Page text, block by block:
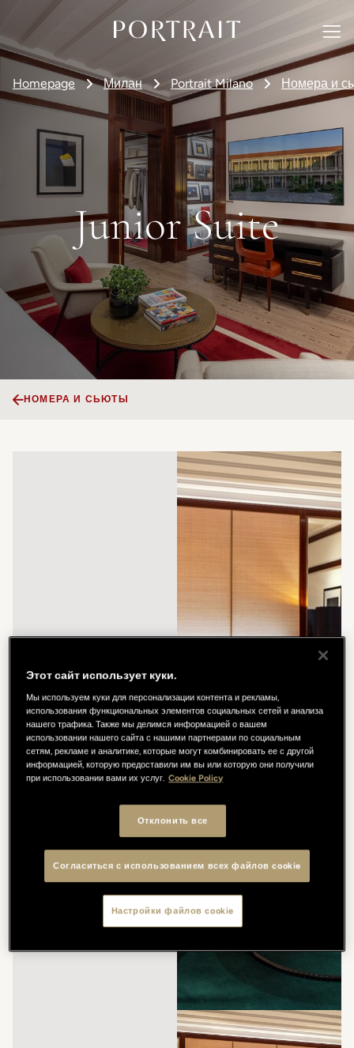
Homepage Милан Portrait Milano Номера и
Junior Suite
НОМЕРА И СЬЮТЫ
Этот сайт использует куки.
Мы используем куки для персонализации контента и рекламы,
использования функциональных элементов социальных сетей и анализа
нашего трафика. Также мы делимся информацией о вашем
использовании нашего сайта с нашими партнерами по социальным
сетям, рекламе и аналитике, которые могут комбинировать ее с другой
информацией, которую предоставили им вы или которую они получили
при использовании вами их услуг. Cookie Policy
Отклонить все
Согласиться с использованием всех файлов cookie
Настройки файлов cookie